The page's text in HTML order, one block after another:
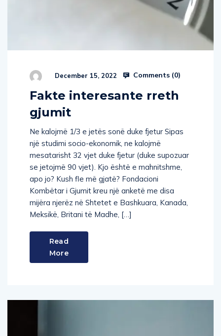
December 15, 2022 Comments (0)
Fakte interesante rreth
gjumit
Ne kalojmë 1/3 e jetës sonë duke fjetur Sipas
një studimi socio-ekonomik, ne kalojmë
mesatarisht 32 vjet duke fjetur (duke supozuar
se jetojmë 90 vjet). Kjo është e mahnitshme,
apo jo? Kush fle më gjatë? Fondacioni
Kombëtar i Gjumit kreu një anketë me disa
mijëra njerëz në Shtetet e Bashkuara, Kanada,
Meksikë, Britani të Madhe, […]
Read
More